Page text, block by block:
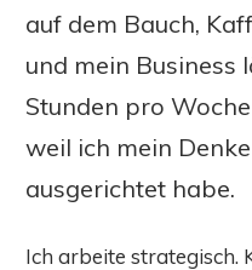
auf dem Bauch,
und mein Business
Stunden pro
weil ich mein
ausgerichtet habe.
Ich arbeite strategisch.